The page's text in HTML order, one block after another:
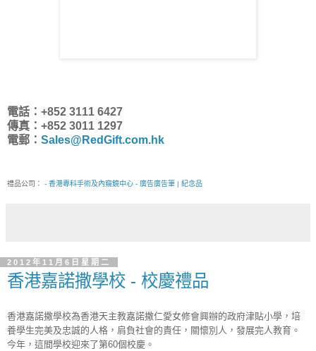
電話：+852 3111 6427
傳真：+852 3011 1297
電郵： Sales@RedGift.com.hk
禮品公司： - 香港專科手術及內窺鏡中心 - 廣告廣告筆 | 紀念品
2012年11月6日星期二
香港嘉諾撒學校 - 校慶禮品
香港嘉諾撒學校為香港天主教嘉諾撒仁愛女修會興辦的政府津貼小學，培
養學生完美及忠誠的人格，肩負社會的責任，關懷別人，發展完人教育。
今年，這間學校迎來了第60個校慶。